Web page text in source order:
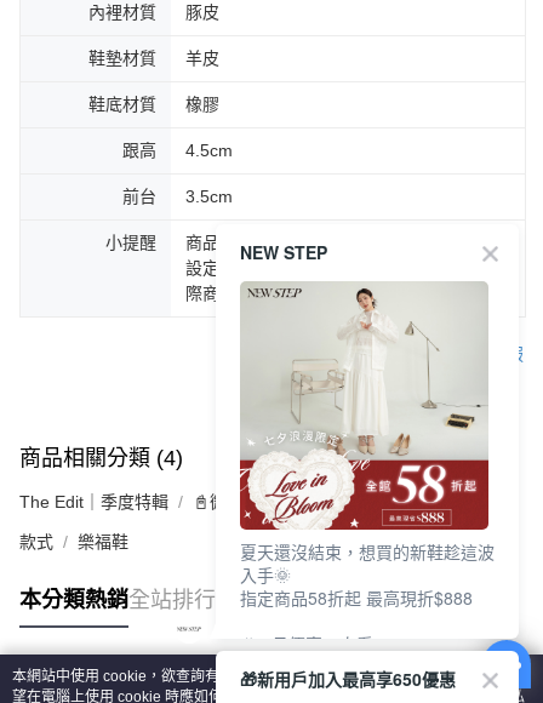
內裡材質 豚皮
鞋墊材質 羊皮
鞋底材質 橡膠
跟高 4.5cm
前台 3.5cm
小提醒
商品圖片顏色會因拍攝燈光環境或個人螢幕
設定不同，而造成部份色差現象，顏色以實
際商品為主。
客服
商品相關分類 (4) 查看全部
The Edit｜季度特輯 📓微甜加氛樂福鞋Loafers
款式 樂福鞋
本分類熱銷全站排行
熱門標籤
本網站中使用 cookie，欲查詢有關本網站使用 cookie 方式之詳情，及若您不希
望在電腦上使用 cookie 時應如何變更電腦的 cookie 設定，請參閱本網站「
隱私
NEW STEP
夏天還沒結束，想買的新鞋趁這波
入手🌞
指定商品58折起 最高現折$888
🎉 8月優惠一次看
①LINE購物最高10%回饋
②每周限定品現折200
🎁新用戶加入最高享650優惠